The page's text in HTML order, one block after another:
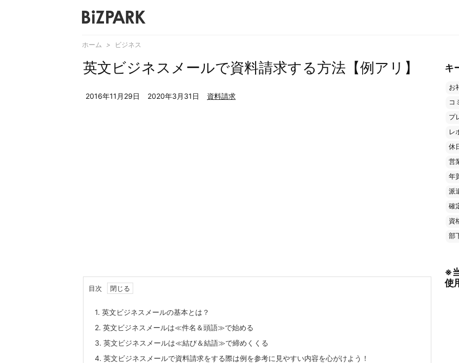
ホーム > ビジネス
英文ビジネスメールで資料請求する方法【例アリ】
2016年11月29日 2020年3月31日 資料請求
目次
1. 英文ビジネスメールの基本とは？
2. 英文ビジネスメールは≪件名＆頭語≫で始める
3. 英文ビジネスメールは≪結び＆結語≫で締めくくる
4. 英文ビジネスメールで資料請求をする際は例を参考に見やすい内容を心がけよう！
キ
お
コ
プ
レ
休
営
年
派
確
資
部
※
使